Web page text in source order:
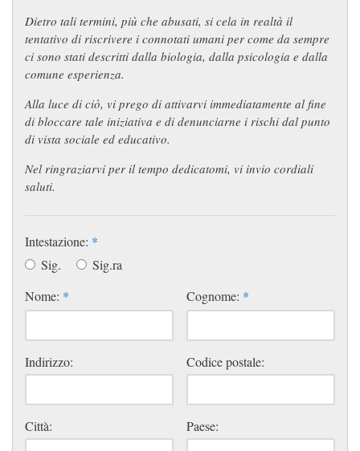
Dietro tali termini, più che abusati, si cela in realtà il
tentativo di riscrivere i connotati umani per come da sempre
ci sono stati descritti dalla biologia, dalla psicologia e dalla
comune esperienza.
Alla luce di ciò, vi prego di attivarvi immediatamente al fine
di bloccare tale iniziativa e di denunciarne i rischi dal punto
di vista sociale ed educativo.
Nel ringraziarvi per il tempo dedicatomi, vi invio cordiali
saluti.
Intestazione: *
Sig.
Sig.ra
Nome: * Cognome: *
Indirizzo: Codice postale:
Città: Paese: